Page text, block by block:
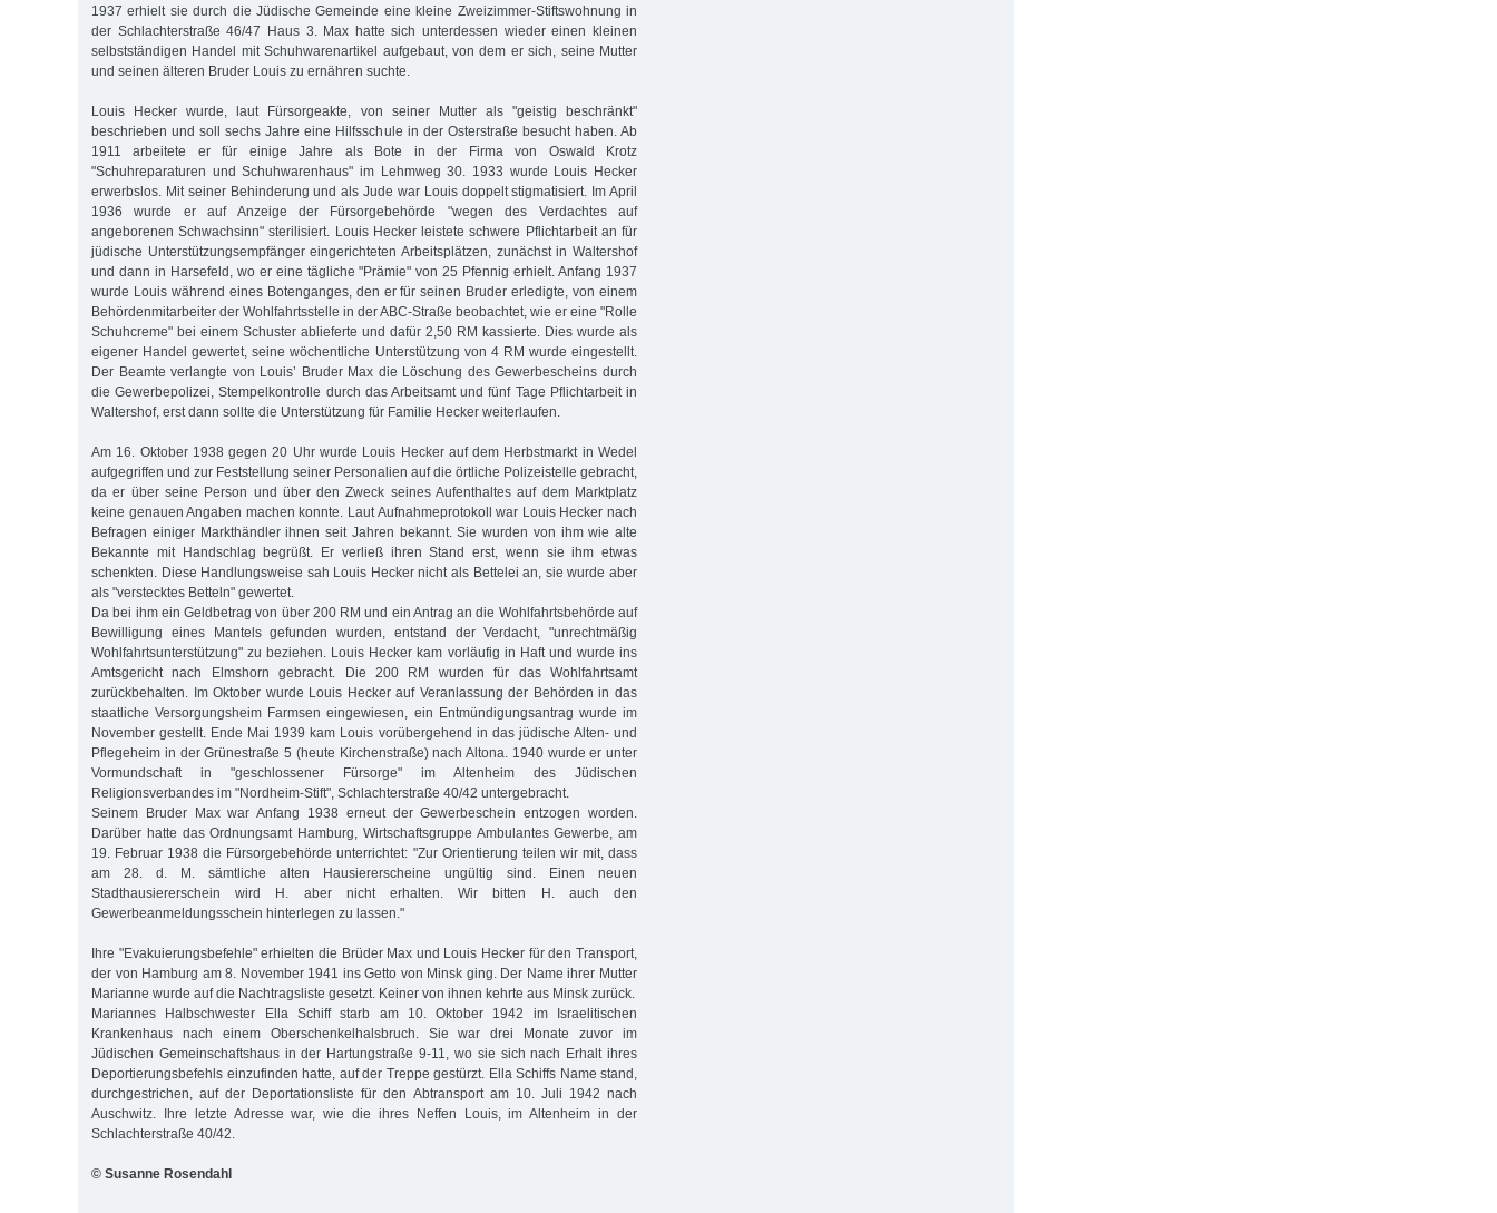
1937 erhielt sie durch die Jüdische Gemeinde eine kleine Zweizimmer-Stiftswohnung in
der Schlachterstraße 46/47 Haus 3. Max hatte sich unterdessen wieder einen kleinen
selbstständigen Handel mit Schuhwarenartikel aufgebaut, von dem er sich, seine Mutter
und seinen älteren Bruder Louis zu ernähren suchte.
Louis Hecker wurde, laut Fürsorgeakte, von seiner Mutter als "geistig beschränkt"
beschrieben und soll sechs Jahre eine Hilfsschule in der Osterstraße besucht haben. Ab
1911 arbeitete er für einige Jahre als Bote in der Firma von Oswald Krotz
"Schuhreparaturen und Schuhwarenhaus" im Lehmweg 30. 1933 wurde Louis Hecker
erwerbslos. Mit seiner Behinderung und als Jude war Louis doppelt stigmatisiert. Im April
1936 wurde er auf Anzeige der Fürsorgebehörde "wegen des Verdachtes auf
angeborenen Schwachsinn" sterilisiert. Louis Hecker leistete schwere Pflichtarbeit an für
jüdische Unterstützungsempfänger eingerichteten Arbeitsplätzen, zunächst in Waltershof
und dann in Harsefeld, wo er eine tägliche "Prämie" von 25 Pfennig erhielt. Anfang 1937
wurde Louis während eines Botenganges, den er für seinen Bruder erledigte, von einem
Behördenmitarbeiter der Wohlfahrtsstelle in der ABC-Straße beobachtet, wie er eine "Rolle
Schuhcreme" bei einem Schuster ablieferte und dafür 2,50 RM kassierte. Dies wurde als
eigener Handel gewertet, seine wöchentliche Unterstützung von 4 RM wurde eingestellt.
Der Beamte verlangte von Louis’ Bruder Max die Löschung des Gewerbescheins durch
die Gewerbepolizei, Stempelkontrolle durch das Arbeitsamt und fünf Tage Pflichtarbeit in
Waltershof, erst dann sollte die Unterstützung für Familie Hecker weiterlaufen.
Am 16. Oktober 1938 gegen 20 Uhr wurde Louis Hecker auf dem Herbstmarkt in Wedel
aufgegriffen und zur Feststellung seiner Personalien auf die örtliche Polizeistelle gebracht,
da er über seine Person und über den Zweck seines Aufenthaltes auf dem Marktplatz
keine genauen Angaben machen konnte. Laut Aufnahmeprotokoll war Louis Hecker nach
Befragen einiger Markthändler ihnen seit Jahren bekannt. Sie wurden von ihm wie alte
Bekannte mit Handschlag begrüßt. Er verließ ihren Stand erst, wenn sie ihm etwas
schenkten. Diese Handlungsweise sah Louis Hecker nicht als Bettelei an, sie wurde aber
als "verstecktes Betteln" gewertet.
Da bei ihm ein Geldbetrag von über 200 RM und ein Antrag an die Wohlfahrtsbehörde auf
Bewilligung eines Mantels gefunden wurden, entstand der Verdacht, "unrechtmäßig
Wohlfahrtsunterstützung" zu beziehen. Louis Hecker kam vorläufig in Haft und wurde ins
Amtsgericht nach Elmshorn gebracht. Die 200 RM wurden für das Wohlfahrtsamt
zurückbehalten. Im Oktober wurde Louis Hecker auf Veranlassung der Behörden in das
staatliche Versorgungsheim Farmsen eingewiesen, ein Entmündigungsantrag wurde im
November gestellt. Ende Mai 1939 kam Louis vorübergehend in das jüdische Alten- und
Pflegeheim in der Grünestraße 5 (heute Kirchenstraße) nach Altona. 1940 wurde er unter
Vormundschaft in "geschlossener Fürsorge" im Altenheim des Jüdischen
Religionsverbandes im "Nordheim-Stift", Schlachterstraße 40/42 untergebracht.
Seinem Bruder Max war Anfang 1938 erneut der Gewerbeschein entzogen worden.
Darüber hatte das Ordnungsamt Hamburg, Wirtschaftsgruppe Ambulantes Gewerbe, am
19. Februar 1938 die Fürsorgebehörde unterrichtet: "Zur Orientierung teilen wir mit, dass
am 28. d. M. sämtliche alten Hausiererscheine ungültig sind. Einen neuen
Stadthausiererschein wird H. aber nicht erhalten. Wir bitten H. auch den
Gewerbeanmeldungsschein hinterlegen zu lassen."
Ihre "Evakuierungsbefehle" erhielten die Brüder Max und Louis Hecker für den Transport,
der von Hamburg am 8. November 1941 ins Getto von Minsk ging. Der Name ihrer Mutter
Marianne wurde auf die Nachtragsliste gesetzt. Keiner von ihnen kehrte aus Minsk zurück.
Mariannes Halbschwester Ella Schiff starb am 10. Oktober 1942 im Israelitischen
Krankenhaus nach einem Oberschenkelhalsbruch. Sie war drei Monate zuvor im
Jüdischen Gemeinschaftshaus in der Hartungstraße 9-11, wo sie sich nach Erhalt ihres
Deportierungsbefehls einzufinden hatte, auf der Treppe gestürzt. Ella Schiffs Name stand,
durchgestrichen, auf der Deportationsliste für den Abtransport am 10. Juli 1942 nach
Auschwitz. Ihre letzte Adresse war, wie die ihres Neffen Louis, im Altenheim in der
Schlachterstraße 40/42.
© Susanne Rosendahl